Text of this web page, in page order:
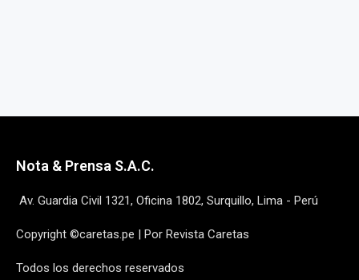
Nota & Prensa S.A.C.
Av. Guardia Civil 1321, Oficina 1802, Surquillo, Lima - Perú
Copyright ©caretas.pe | Por Revista Caretas
Todos los derechos reservados